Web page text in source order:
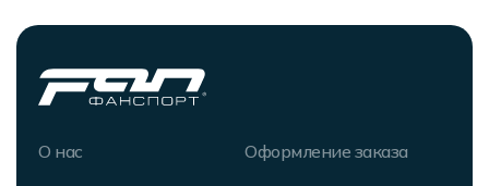
О нас Оформление заказа